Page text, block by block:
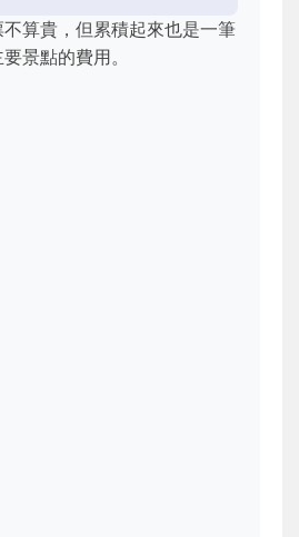
算貴，但累積起來也是一筆
景點的費用。